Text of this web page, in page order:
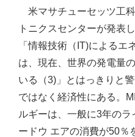
米マサチューセッツ工
トニクスセンターが発表
「情報技術（IT)によるエ
は、現在、世界の発電量
いる（3)」とはっきりと
ではなく経済性にある。
ルギーは、一般に3年の
ードウ エアの消費が50％